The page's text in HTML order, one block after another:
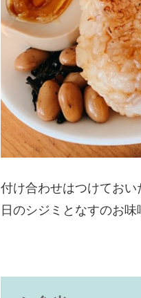
付け合わせはつけてお
日のシジミとなすのお味